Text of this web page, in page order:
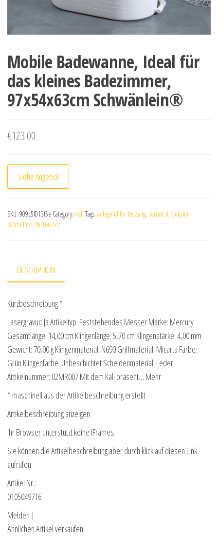
Mobile Badewanne, Ideal für
das kleines Badezimmer,
97x54x63cm Schwänlein®
€123.00
Siehe Angebot
SKU: 909c5f013f5e Category: null Tags: anlegefühler heizung, cerruti si, delphin
kuscheltier, ttk 166 eco
DESCRIPTION
Kurzbeschreibung *
Lasergravur: Ja Artikeltyp: Feststehendes Messer Marke: Mercury
Gesamtlänge: 14,00 cm Klingenlänge: 5,70 cm Klingenstärke: 4,00 mm
Gewicht: 70,00 g Klingenmaterial: N690 Griffmaterial: Micarta Farbe:
Grün Klingenfarbe: Unbeschichtet Scheidenmaterial: Leder
Artikelnummer: 02MR007 Mit dem Kali präsent… Mehr
* maschinell aus der Artikelbeschreibung erstellt
Artikelbeschreibung anzeigen
Ihr Browser unterstützt keine IFrames.
Sie können die Artikelbeschreibung aber durch klick auf diesen Link
aufrufen.
Artikel Nr.:
0105049716
Melden |
Ähnlichen Artikel verkaufen